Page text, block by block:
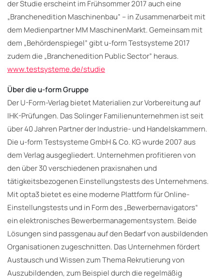
der Studie erscheint im Frühsommer 2017 auch eine
„Branchenedition Maschinenbau” – in Zusammenarbeit mit
dem Medienpartner MM MaschinenMarkt. Gemeinsam mit
dem „Behördenspiegel” gibt u-form Testsysteme 2017
zudem die „Branchenedition Public Sector” heraus.
www.testsysteme.de/studie
Über die u-form Gruppe
Der U-Form-Verlag bietet Materialien zur Vorbereitung auf
IHK-Prüfungen. Das Solinger Familienunternehmen ist seit
über 40 Jahren Partner der Industrie- und Handelskammern.
Die u-form Testsysteme GmbH & Co. KG wurde 2007 aus
dem Verlag ausgegliedert. Unternehmen profitieren von
den über 30 verschiedenen praxisnahen und
tätigkeitsbezogenen Einstellungstests des Unternehmens.
Mit opta3 bietet es eine moderne Plattform für Online-
Einstellungstests und in Form des „Bewerbernavigators“
ein elektronisches Bewerbermanagementsystem. Beide
Lösungen sind passgenau auf den Bedarf von ausbildenden
Organisationen zugeschnitten. Das Unternehmen fördert
Austausch und Wissen zum Thema Rekrutierung von
Auszubildenden, zum Beispiel durch die regelmäßig